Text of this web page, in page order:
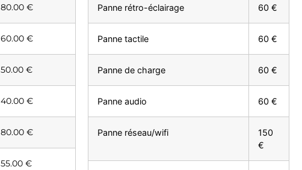
80.00 €
60.00 €
50.00 €
40.00 €
80.00 €
55.00 €
Panne rétro-éclairage 60 €
Panne tactile 60 €
Panne de charge 60 €
Panne audio 60 €
Panne réseau/wifi
150
€